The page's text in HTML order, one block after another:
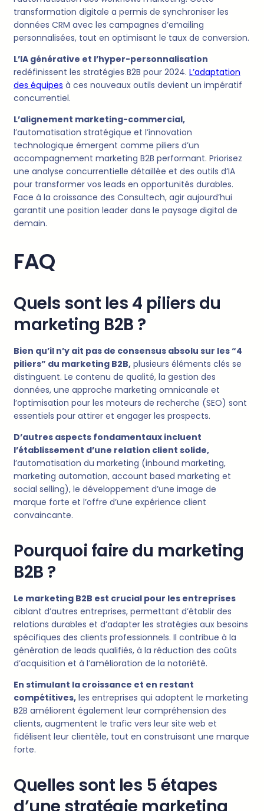
transformation digitale a permis de synchroniser les
données CRM avec les campagnes d’emailing
personnalisées, tout en optimisant le taux de conversion.
L’IA générative et l’hyper-personnalisation
redéfinissent les stratégies B2B pour 2024. L’adaptation
des équipes à ces nouveaux outils devient un impératif
concurrentiel.
L’alignement marketing-commercial,
l’automatisation stratégique et l’innovation
technologique émergent comme piliers d’un
accompagnement marketing B2B performant. Priorisez
une analyse concurrentielle détaillée et des outils d’IA
pour transformer vos leads en opportunités durables.
Face à la croissance des Consultech, agir aujourd’hui
garantit une position leader dans le paysage digital de
demain.
FAQ
Quels sont les 4 piliers du
marketing B2B ?
Bien qu’il n’y ait pas de consensus absolu sur les “4
piliers” du marketing B2B, plusieurs éléments clés se
distinguent. Le contenu de qualité, la gestion des
données, une approche marketing omnicanale et
l’optimisation pour les moteurs de recherche (SEO) sont
essentiels pour attirer et engager les prospects.
D’autres aspects fondamentaux incluent
l’établissement d’une relation client solide,
l’automatisation du marketing (inbound marketing,
marketing automation, account based marketing et
social selling), le développement d’une image de
marque forte et l’offre d’une expérience client
convaincante.
Pourquoi faire du marketing
B2B ?
Le marketing B2B est crucial pour les entreprises
ciblant d’autres entreprises, permettant d’établir des
relations durables et d’adapter les stratégies aux besoins
spécifiques des clients professionnels. Il contribue à la
génération de leads qualifiés, à la réduction des coûts
d’acquisition et à l’amélioration de la notoriété.
En stimulant la croissance et en restant
compétitives, les entreprises qui adoptent le marketing
B2B améliorent également leur compréhension des
clients, augmentent le trafic vers leur site web et
fidélisent leur clientèle, tout en construisant une marque
forte.
Quelles sont les 5 étapes